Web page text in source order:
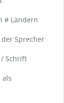
# Ländern
Sprecher
Schrift
als